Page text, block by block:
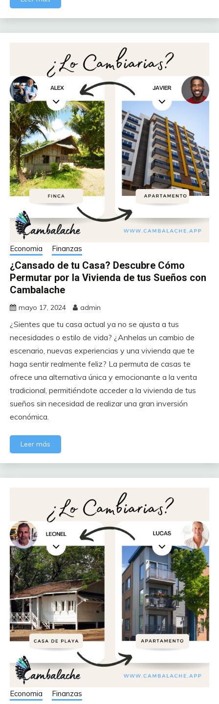
Economia Finanzas
¿Cansado de tu Casa? Descubre Cómo
Permutar por la Vivienda de tus Sueños con
Cambalache
mayo 17, 2024 admin
¿Sientes que tu casa actual ya no se ajusta a tus
necesidades o estilo de vida? ¿Anhelas un cambio de
escenario, nuevas experiencias y una vivienda que te
haga sentir realmente feliz? La permuta de casas te
ofrece una alternativa única y emocionante a la venta
tradicional, permitiéndote acceder a la vivienda de tus
sueños sin necesidad de realizar una gran inversión
económica.
Leer más
Economia Finanzas